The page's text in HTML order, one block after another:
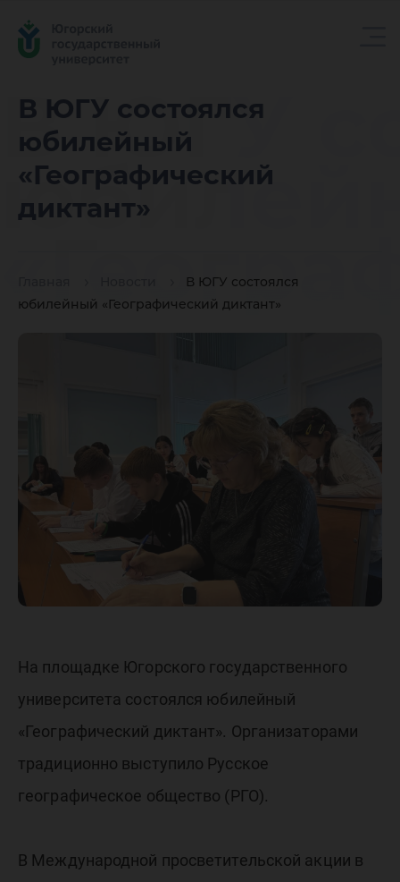
В ЮГУ состоялся
юбилейный
«Географический
диктант»
В ЮГУ состоялся
юбилейный «Географический диктант»
В ЮГУ
На площадке Югорского государственного
университета состоялся юбилейный
«Географический диктант». Организаторами
традиционно выступило Русское
географическое общество (РГО).
В Международной просветительской акции в